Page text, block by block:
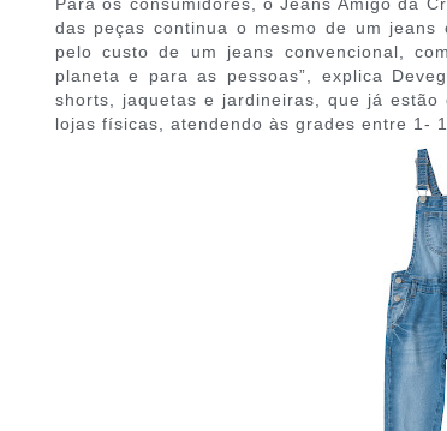
das peças continua o mesmo de um jeans
pelo custo de um jeans convencional,
planeta e para as pessoas”, explica
shorts, jaquetas e jardineiras, que já
lojas físicas, atendendo às grades entre 1-